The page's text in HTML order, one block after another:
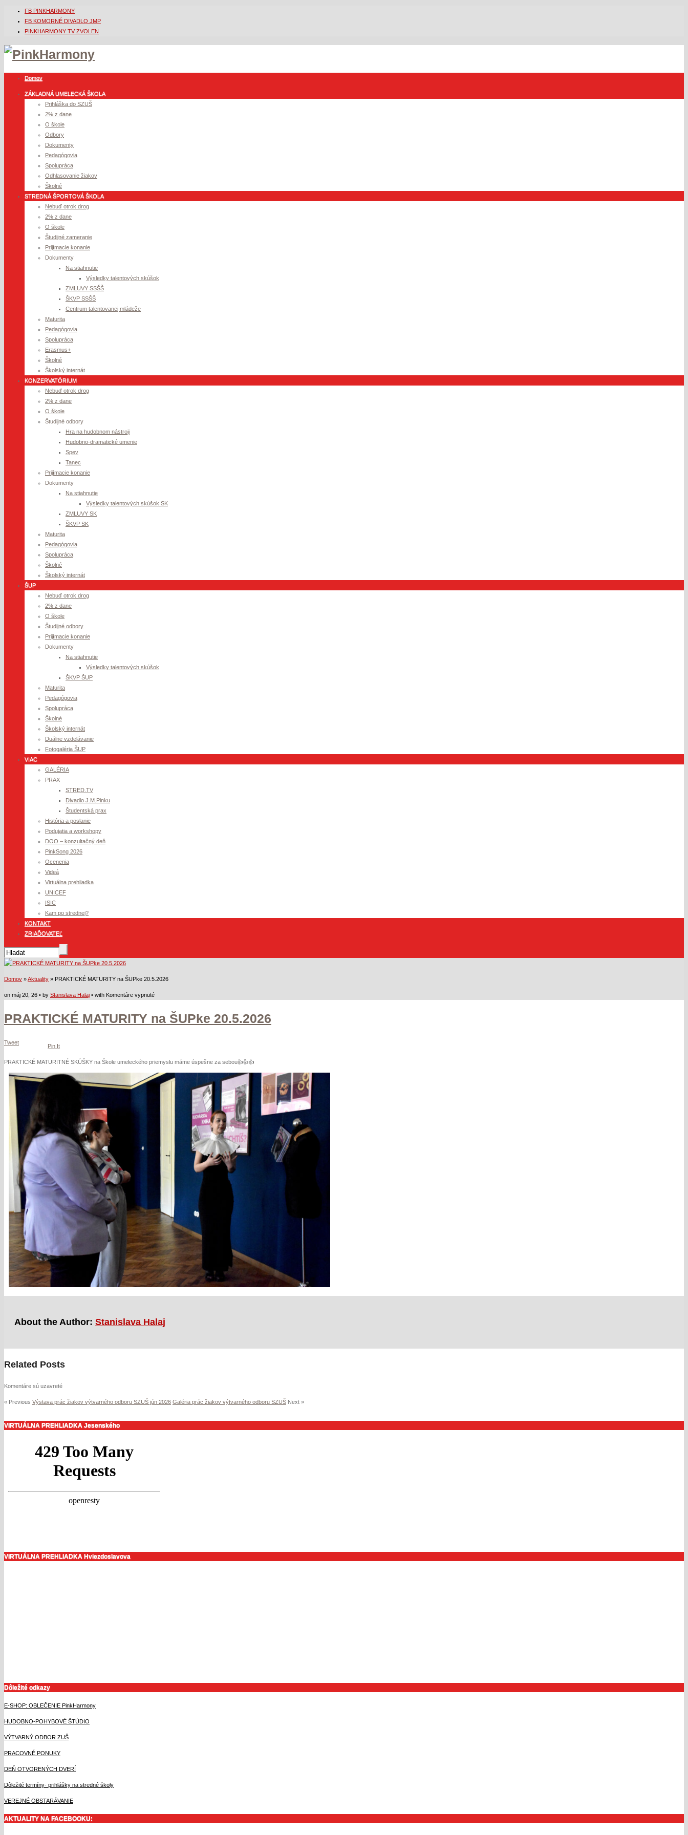
FB PINKHARMONY
FB KOMORNÉ DIVADLO JMP
PINKHARMONY TV ZVOLEN
Domov
ZÁKLADNÁ UMELECKÁ ŠKOLA
Prihláška do SZUŠ
2% z dane
O škole
Odbory
Dokumenty
Pedagógovia
Spolupráca
Odhlasovanie žiakov
Školné
STREDNÁ ŠPORTOVÁ ŠKOLA
Nebuď otrok drog
2% z dane
O škole
Študijné zameranie
Prijímacie konanie
Dokumenty
Na stiahnutie
Výsledky talentových skúšok
ZMLUVY SSŠŠ
ŠKVP SSŠŠ
Centrum talentovanej mládeže
Maturita
Pedagógovia
Spolupráca
Erasmus+
Školné
Školský internát
KONZERVATÓRIUM
Nebuď otrok drog
2% z dane
O škole
Študijné odbory
Hra na hudobnom nástroji
Hudobno-dramatické umenie
Spev
Tanec
Prijímacie konanie
Dokumenty
Na stiahnutie
Výsledky talentových skúšok SK
ZMLUVY SK
ŠKVP SK
Maturita
Pedagógovia
Spolupráca
Školné
Školský internát
ŠUP
Nebuď otrok drog
2% z dane
O škole
Študijné odbory
Prijímacie konanie
Dokumenty
Na stiahnutie
Výsledky talentových skúšok
ŠKVP ŠUP
Maturita
Pedagógovia
Spolupráca
Školné
Školský internát
Duálne vzdelávanie
Fotogaléria ŠUP
VIAC
GALÉRIA
PRAX
STRED.TV
Divadlo J.M.Pinku
Študentská prax
História a poslanie
Podujatia a workshopy
DOO – konzultačný deň
PinkSong 2026
Ocenenia
Videá
Virtuálna prehliadka
UNICEF
ISIC
Kam po strednej?
KONTAKT
ZRIAĎOVATEĽ
Domov »Aktuality » PRAKTICKÉ MATURITY na ŠUPke 20.5.2026
on máj 20, 26 • by Stanislava Halaj • with Komentáre vypnuténa
MATURITY
na
PRAKTICKÉ MATURITY na ŠUPke 20.5.2026
Tweet
Pin It
PRAKTICKÉ MATURITNÉ SKÚŠKY na Škole umeleckého priemyslu máme úspešne za sebou👍👍👍
About the Author: Stanislava Halaj
Related Posts
Komentáre sú uzavreté
« Previous Výstava prác žiakov výtvarného odboru SZUŠ jún 2026 Galéria prác žiakov výtvarného odboru SZUŠ Next »
VIRTUÁLNA PREHLIADKA Jesenského
VIRTUÁLNA PREHLIADKA Hviezdoslavova
Dôležité odkazy
E-SHOP: OBLEČENIE PinkHarmony
HUDOBNO-POHYBOVÉ ŠTÚDIO
VÝTVARNÝ ODBOR ZUŠ
PRACOVNÉ PONUKY
DEŇ OTVORENÝCH DVERÍ
Dôležité termíny- prihlášky na stredné školy
VEREJNÉ OBSTARÁVANIE
AKTUALITY NA FACEBOOKU: